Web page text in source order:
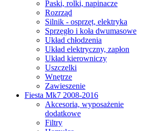
Paski, rolki, napinacze
Rozrząd
Silnik - osprzęt, elektryka
Sprzęgło i koła dwumasowe
Układ chłodzenia
Układ elektryczny, zapłon
Układ kierowniczy
Uszczelki
Wnętrze
Zawieszenie
Fiesta Mk7 2008-2016
Akcesoria, wyposażenie
dodatkowe
Filtry